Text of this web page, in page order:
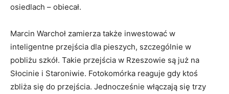
osiedlach – obiecał.
Marcin Warchoł zamierza także inwestować w
inteligentne przejścia dla pieszych, szczególnie w
pobliżu szkół. Takie przejścia w Rzeszowie są już na
Słocinie i Staroniwie. Fotokomórka reaguje gdy ktoś
zbliża się do przejścia. Jednocześnie włączają się trzy